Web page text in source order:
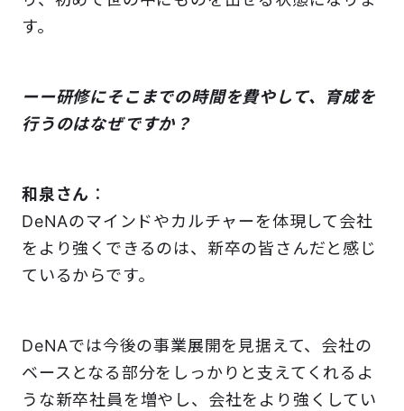
す。
ーー研修にそこまでの時間を費やして、育成を
行うのはなぜですか？
和泉さん ：
DeNAのマインドやカルチャーを体現して会社
をより強くできるのは、新卒の皆さんだと感じ
ているからです。
DeNAでは今後の事業展開を見据えて、会社の
ベースとなる部分をしっかりと支えてくれるよ
うな新卒社員を増やし、会社をより強くしてい